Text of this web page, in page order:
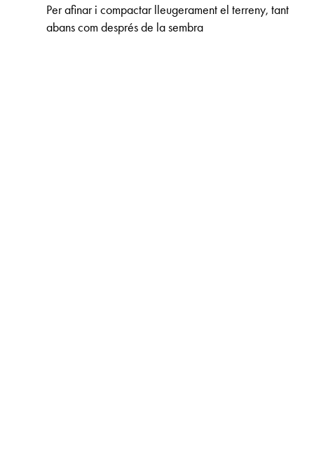
Per afinar i compactar lleugerament el terreny, tant
abans com després de la sembra